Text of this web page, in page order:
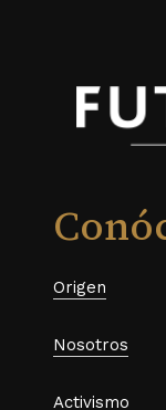
Origen
Nosotros
Activismo